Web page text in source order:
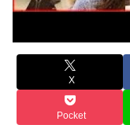
X
Pocket